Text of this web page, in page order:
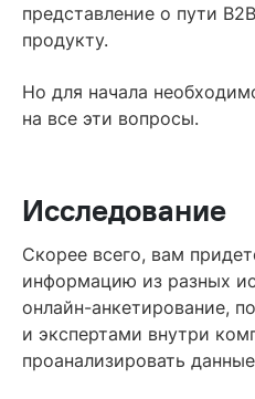
представление о пути
продукту.
Но для начала
на все эти вопросы.
Исследование
Скорее всего, вам
информацию из разных
онлайн-анкетирование,
и экспертами внутри
проанализировать